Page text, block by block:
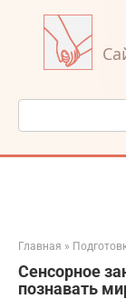
контенту
Поиск:
Главная »
Сенсорное
познавать